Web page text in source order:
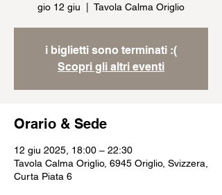
gio 12 giu Tavola Calma Origlio
i biglietti sono terminati :(
Scopri gli altri eventi
Orario & Sede
12 giu 2025, 18:00 – 22:30
Tavola Calma Origlio, 6945 Origlio, Svizzera,
Curta Piata 6